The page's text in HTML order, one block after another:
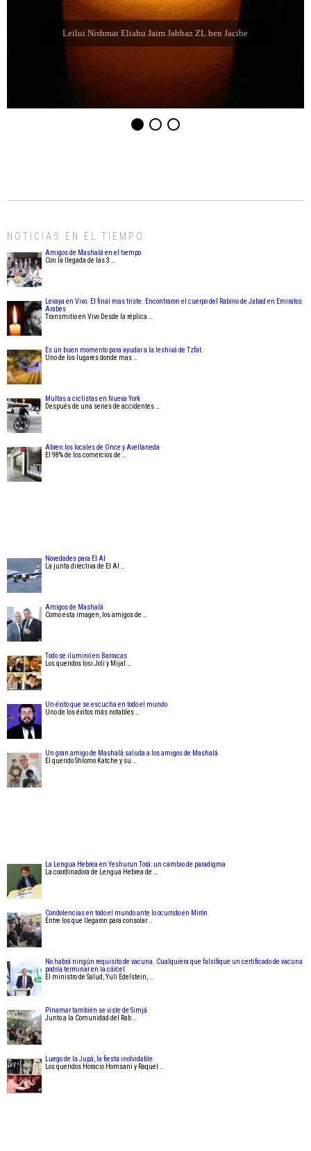
Leilui Nishmat Eliahu Jaim Jabbaz ZL ben Jacibe
NOTICIAS EN EL TIEMPO
Amigos de Mashalá en el tiempo
Con la llegada de las 3 …
Levaya en Vivo. El final mas triste. Encontraron el cuerpo del Rabino de Jabad en Emiratos
Arabes
Transmitio en Vivo Desde la réplica …
Es un buen momento para ayudar a la Ieshivá de Tzfat.
Uno de los lugares donde mas …
Multas a ciclistas en Nueva York
Después de una series de accidentes …
Abren los locales de Once y Avellaneda
El 98% de los comercios de …
Novedades para El Al
La junta directiva de El Al …
Amigos de Mashalá
Como esta imagen, los amigos de …
Todo se iluminó en Barracas
Los queridos Iosi Joli y Mijal …
Un éxito que se escucha en todo el mundo
Uno de los éxitos más notables …
Un gran amigo de Mashalá saluda a los amigos de Mashalá
El querido Shlomo Katche y su …
La Lengua Hebrea en Yeshurun Torá: un cambio de paradigma
La coordinadora de Lengua Hebrea de …
Condolencias en todo el mundo ante lo ocurrido en Mirón
Entre los que llegaron para consolar …
No habrá ningún requisito de vacuna. Cualquiera que falsifique un certificado de vacuna
podría terminar en la cárcel
El ministro de Salud, Yuli Edelstein, …
Pinamar también se viste de Simjá
Junto a la Comunidad del Rab …
Luego de la Jupá, la fiesta inolvidable
Los queridos Horacio Homsani y Raquel …